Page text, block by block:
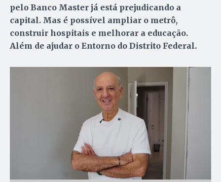
pelo Banco Master já está prejudicando a
capital. Mas é possível ampliar o metrô,
construir hospitais e melhorar a educação.
Além de ajudar o Entorno do Distrito Federal.